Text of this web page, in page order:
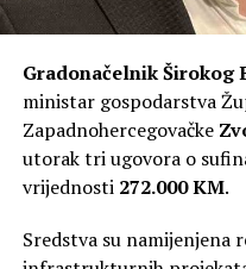
Foto: Vlada HNŽ
jeProgram utroška
iznosu od 180.000 KM,
životinja i ljudi kroz
životinjskog podrijetla te
zoonotskih bolesti.
Za očuvanje sjećanja i
Gradonačelnik Širokog
ministar gospodarstva
Zapadnohercegovačke
utorak tri ugovora o
vrijednosti 272.000 KM.
Sredstva su namijenjena